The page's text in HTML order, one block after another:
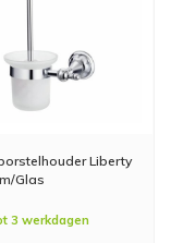
Liberty
Glas
3 werkdagen